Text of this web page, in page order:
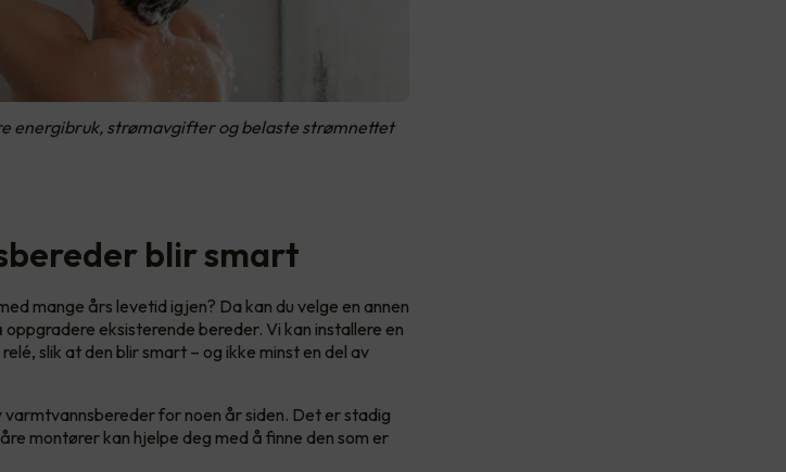
energibruk, strømavgifter og belaste strømnettet
blir smart
mange års levetid igjen? Da kan du velge en annen
eksisterende bereder. Vi kan installere en
slik at den blir smart – og ikke minst en del av
for noen år siden. Det er stadig
montører kan hjelpe deg med å finne den som er